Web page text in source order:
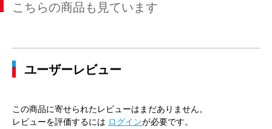
こちらの商品も見ています
ユーザーレビュー
この商品に寄せられたレビューはまだありません。
レビューを評価するには ログインが必要です。